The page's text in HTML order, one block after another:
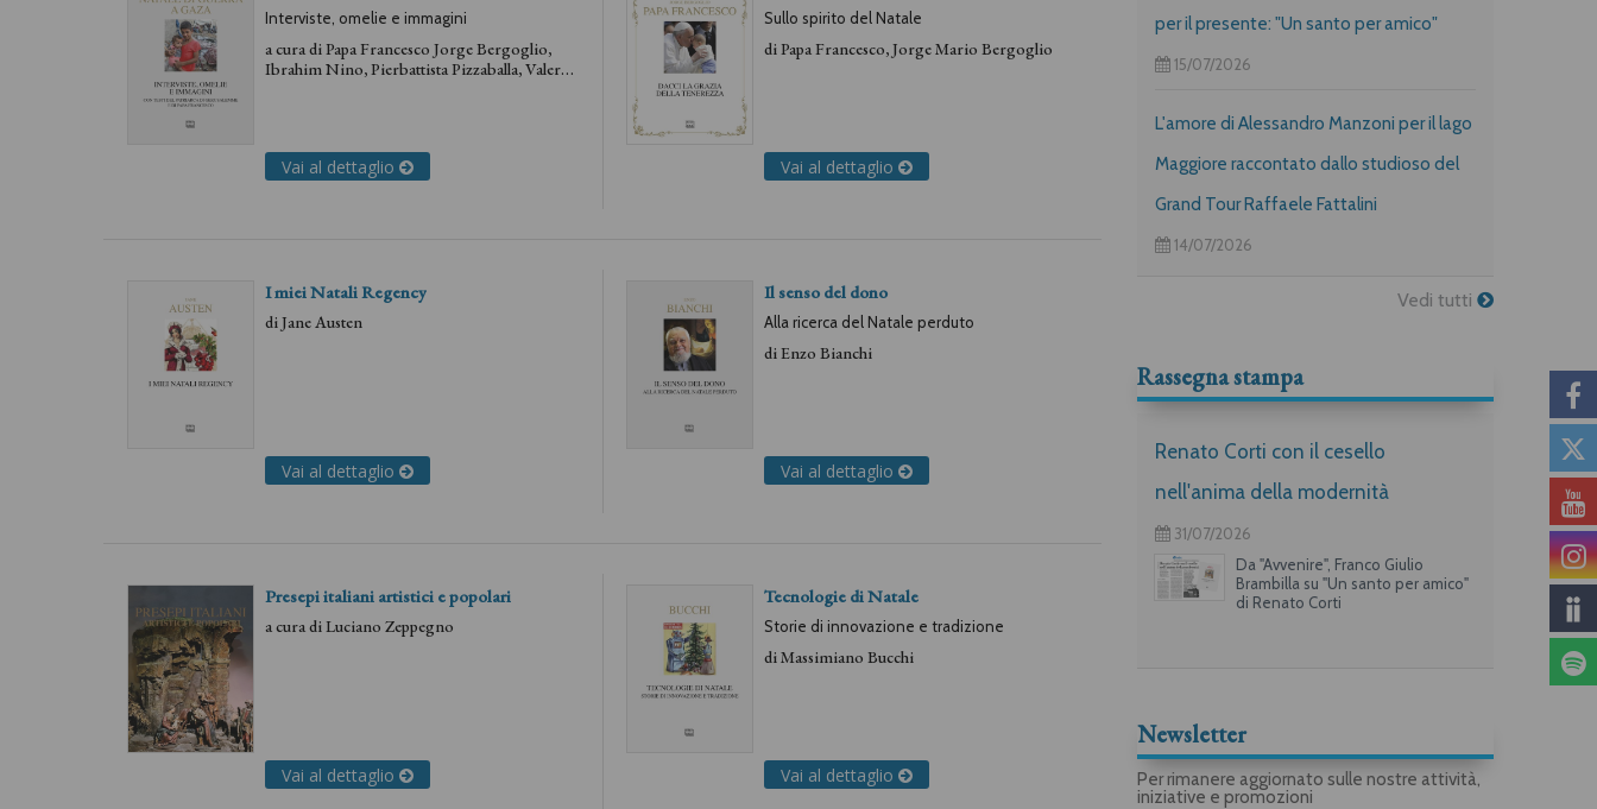
Interviste, omelie e immagini
a cura diPapa Francesco Jorge Bergoglio,
Ibrahim Nino,Pierbattista Pizzaballa,Valerio
Vai al dettaglio
Sullo spirito del Natale
diPapa Francesco, Jorge Mario Bergoglio
Vai al dettaglio
I miei Natali Regency
diJane Austen
Vai al dettaglio
Il senso del dono
Alla ricerca del Natale perduto
diEnzo Bianchi
Vai al dettaglio
Presepi italiani artistici e popolari
a cura diLuciano Zeppegno
Vai al dettaglio
Tecnologie di Natale
Storie di innovazione e tradizione
diMassimiano Bucchi
Vai al dettaglio
per il presente: "Un santo per amico"
15/07/2026
L'amore di Alessandro Manzoni per il lago
Maggiore raccontato dallo studioso del
Grand Tour Raffaele Fattalini
14/07/2026
Vedi tutti
Rassegna stampa
Renato Corti con il cesello
nell'anima della modernità
31/07/2026
Da "Avvenire", Franco Giulio
Brambilla su "Un santo per amico"
di Renato Corti
Newsletter
Per rimanere aggiornato sulle nostre attività,
iniziative e promozioni